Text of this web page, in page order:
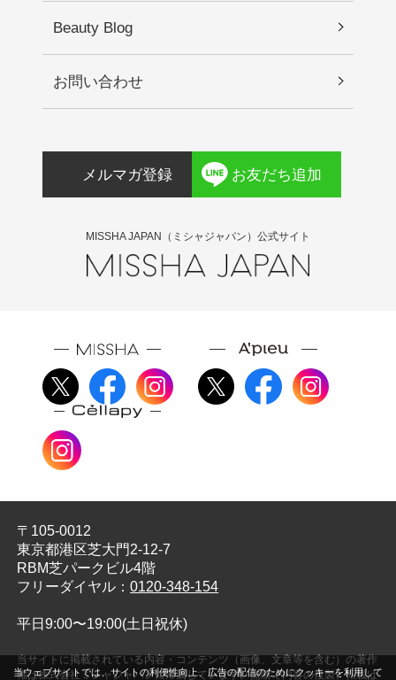
当ウェブサイトでは、サイトの利便性向上、広告の配信のためにクッキーを利用して
Beauty Blog
お問い合わせ
メルマガ登録 お友だち追加
MISSHA JAPAN（ミシャジャパン）公式サイト
〒105-0012
東京都港区芝大門2-12-7
RBM芝パークビル4階
フリーダイヤル：0120-348-154
平日9:00〜19:00(土日祝休)
当サイトに掲載されている内容・コンテンツ（画像、文章等を含む）の著作
権は株式会社ミシャジャパンに帰属しています。無断で内容の複製、転載は